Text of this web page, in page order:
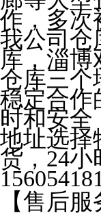
作，多次
我公司仓
库，淄博
仓库三个
稳定合作
时和安全
地址选择
货，24小
【售后服